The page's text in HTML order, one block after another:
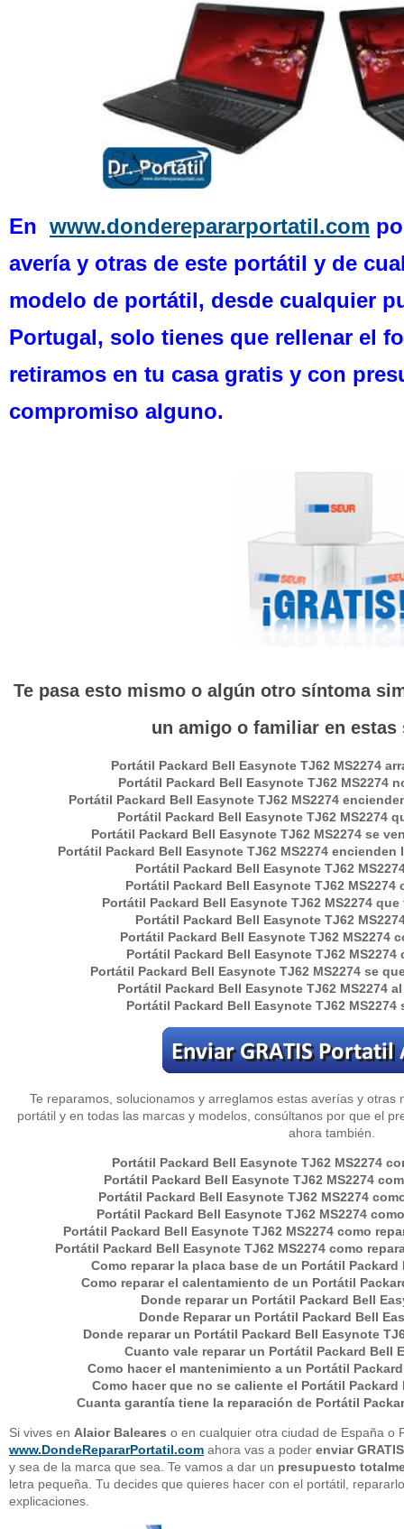
En www.donderepararportatil.com p
avería y otras de este portátil y de
modelo de portátil, desde cualquier
Portugal, solo tienes que rellenar el
retiramos en tu casa gratis y con
compromiso alguno.
Te pasa esto mismo o algún otro síntoma
un amigo o familiar en estas
Portátil Packard Bell Easynote TJ62 MS2274
Portátil Packard Bell Easynote TJ62 MS2274
Portátil Packard Bell Easynote TJ62 MS2274
Portátil Packard Bell Easynote TJ62 MS2274
Portátil Packard Bell Easynote TJ62 MS2274se
Portátil Packard Bell Easynote TJ62 MS2274encienden
Portátil Packard Bell Easynote TJ62
Portátil Packard Bell Easynote TJ62 MS2274
Portátil Packard Bell Easynote TJ62 MS2274
Portátil Packard Bell Easynote TJ62
Portátil Packard Bell Easynote TJ62 MS2274
Portátil Packard Bell Easynote TJ62 MS2274
Portátil Packard Bell Easynote TJ62 MS2274se
Portátil Packard Bell Easynote TJ62 MS2274
Portátil Packard Bell Easynote TJ62 MS2274
Te reparamos, solucionamos y arreglamos estas averías y otras
portátil y en todas las marcas y modelos, consúltanos por que el
ahora también.
Portátil Packard Bell Easynote TJ62 MS2274
Portátil Packard Bell Easynote TJ62 MS2274
Portátil Packard Bell Easynote TJ62 MS2274
Portátil Packard Bell Easynote TJ62 MS2274
Portátil Packard Bell Easynote TJ62 MS2274 como
Portátil Packard Bell Easynote TJ62 MS2274 como
Como reparar la placa base de un Portátil Packard
Como reparar el calentamiento de un Portátil
Donde reparar un Portátil Packard Bell
Donde Reparar un Portátil Packard Bell
Donde reparar un Portátil Packard Bell Easynote
Cuanto vale reparar un Portátil Packard Bell
Como hacer el mantenimiento a un Portátil
Como hacer que no se caliente el Portátil Packard
Cuanta garantía tiene la reparación de Portátil
Si vives en Alaior Baleares o en cualquier otra ciudad de España o
www.DondeRepararPortatil.com ahora vas a poder enviar GRATIS
y sea de la marca que sea. Te vamos a dar un presupuesto
letra pequeña. Tu decides que quieres hacer con el portátil,
explicaciones.